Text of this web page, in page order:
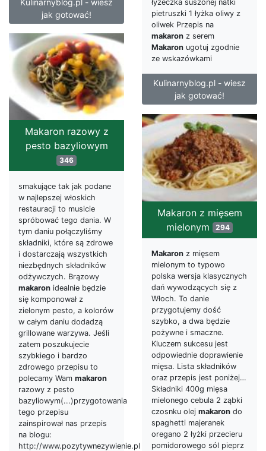
jak gotować!
łyżeczka suszonej natki
pietruszki 1 łyżka oliwy z
oliwek Przepis na
makaron z serem
Makaron ugotuj zgodnie
ze wskazówkami
Kulinarnyblog.pl - wiesz
jak gotować!
Makaron razowy z
pesto bazyliowym
346
smakujące tak jak podane
w najlepszej włoskich
restauracji to musicie
spróbować tego dania. W
tym daniu połączyliśmy
składniki, które są zdrowe
i dostarczają wszystkich
niezbędnych składników
odżywczych. Brązowy
makaron idealnie będzie
się komponował z
zielonym pesto, a kolorów
w całym daniu dodadzą
grillowane warzywa. Jeśli
zatem poszukujecie
szybkiego i bardzo
zdrowego przepisu to
polecamy Wam makaron
razowy z pesto
bazyliowym(...)przygotowania
tego przepisu
zainspirował nas przepis
na blogu:
http://www.pozytywnezywienie.pl
Makaron z mięsem
mielonym 294
Makaron z mięsem
mielonym to typowo
polska wersja klasycznych
dań wywodzących się z
Włoch. To danie
przygotujemy dość
szybko, a dwa będzie
pożywne i smaczne.
Kluczem sukcesu jest
odpowiednie doprawienie
mięsa. Lista składników
oraz przepis jest poniżej…
Składniki 400g mięsa
mielonego cebula 2 ząbki
czosnku olej makaron do
spaghetti majeranek
oregano 2 łyżki przecieru
pomidorowego sól pieprz